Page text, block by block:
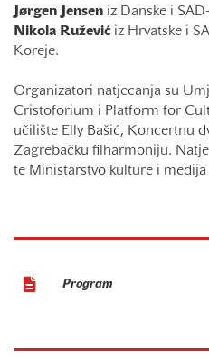
Jørgen Jensen iz Danske i
Nikola Ruževićiz Hrvatske i
Koreje.
Organizatori natjecanja su
Cristoforium i Platform for
učilište Elly Bašić, Koncertnu
Zagrebačku filharmoniju.
te Ministarstvo kulture i medija
Program